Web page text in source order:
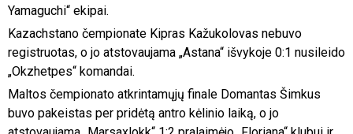
Yamaguchi“ ekipai.
Kazachstano čempionate Kipras Kažukolovas nebuvo
registruotas, o jo atstovaujama „Astana“ išvykoje 0:1 nusileido
„Okzhetpes“ komandai.
Maltos čempionato atkrintamųjų finale Domantas Šimkus
buvo pakeistas per pridėtą antro kėlinio laiką, o jo